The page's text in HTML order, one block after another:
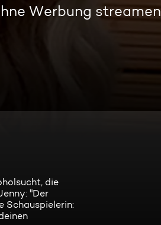
Werbung streamen
die
"Der
Schauspielerin: